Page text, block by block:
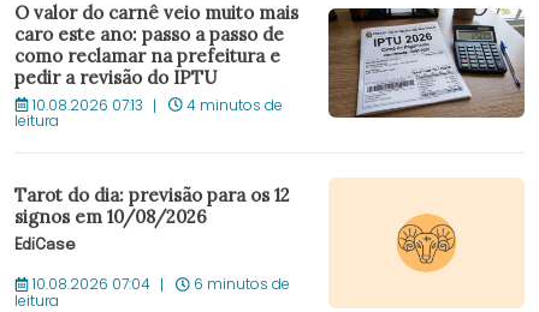
O valor do carnê veio muito mais
caro este ano: passo a passo de
como reclamar na prefeitura e
pedir a revisão do IPTU
10.08.2026 07:13 4 minutos de
leitura
Tarot do dia: previsão para os 12
signos em 10/08/2026
EdiCase
10.08.2026 07:04 6 minutos de
leitura